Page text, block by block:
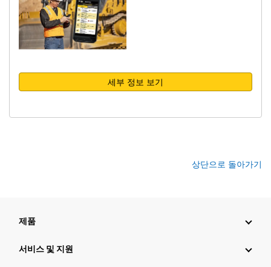
세부 정보 보기
상단으로 돌아가기
제품
서비스 및 지원